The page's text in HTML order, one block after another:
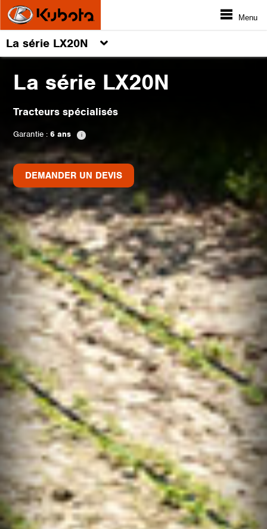
Menu
La série LX20N
La série LX20N
Tracteurs spécialisés
Garantie : 6 ans
DEMANDER UN DEVIS
DEMANDER UN DEVIS